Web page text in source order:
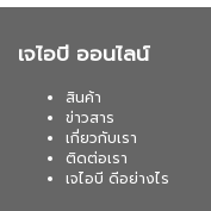
เจไอบี ออนไลน์
สินค้า
ข่าวสาร
เกี่ยวกับเรา
ติดต่อเรา
เจไอบี ดีอย่างไร